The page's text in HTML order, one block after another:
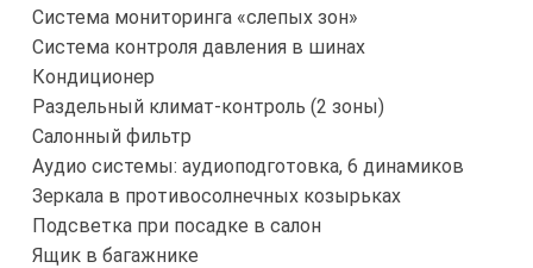
Система мониторинга «слепых зон»
Система контроля давления в шинах
Кондиционер
Раздельный климат-контроль (2 зоны)
Салонный фильтр
Аудио системы: аудиоподготовка, 6 динамиков
Зеркала в противосолнечных козырьках
Подсветка при посадке в салон
Ящик в багажнике